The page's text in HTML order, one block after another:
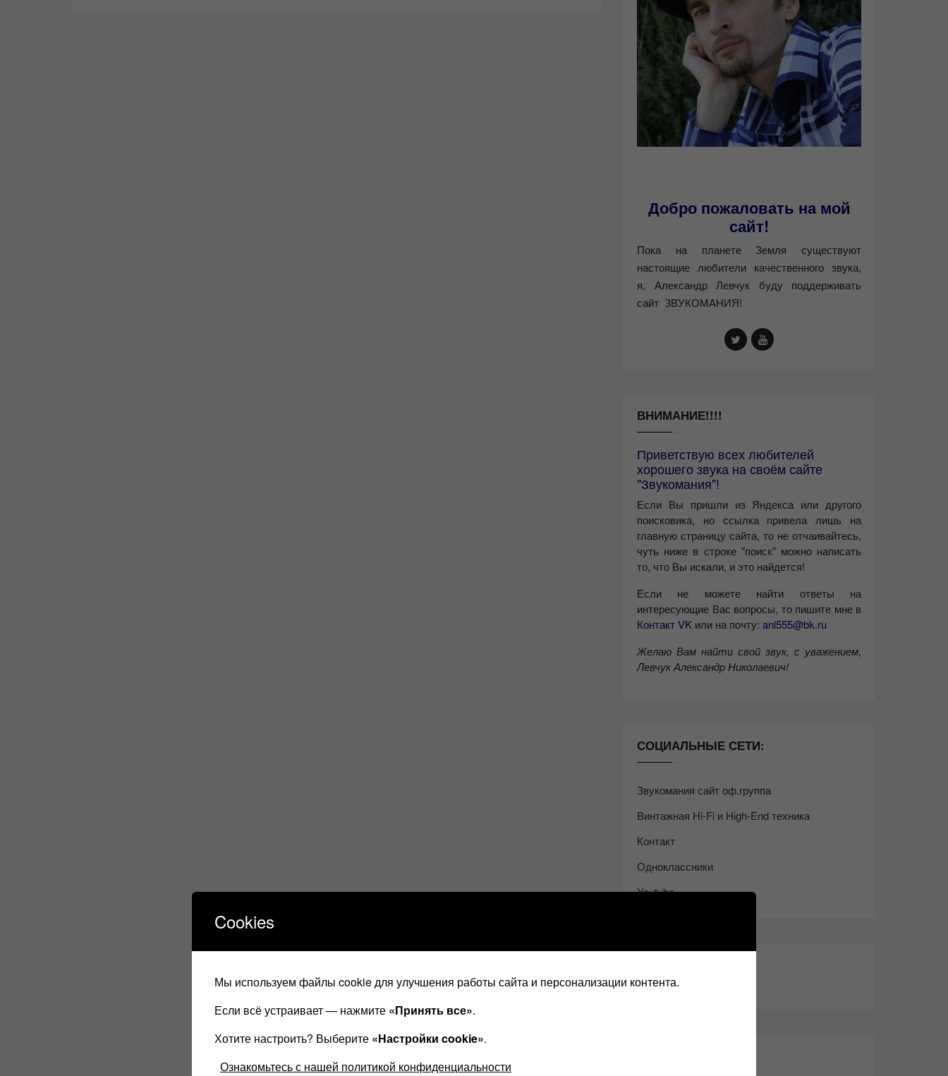
Добро пожаловать на мой
сайт!
Пока на планете Земля существуют
настоящие любители качественного звука,
я, Александр Левчук буду поддерживать
сайт ЗВУКОМАНИЯ!
ВНИМАНИЕ!!!!
Приветствую всех любителей
хорошего звука на своём сайте
"Звукомания"!
Если Вы пришли из Яндекса или другого
поисковика, но ссылка привела лишь на
главную страницу сайта, то не отчаивайтесь,
чуть ниже в строке "поиск" можно написать
то, что Вы искали, и это найдется!
Если не можете найти ответы на
интересующие Вас вопросы, то пишите мне в
Контакт VK или на почту: anl555@bk.ru
Желаю Вам найти свой звук, с уважением,
Левчук Александр Николаевич!
СОЦИАЛЬНЫЕ СЕТИ:
Звукомания сайт оф.группа
Винтажная Hi-Fi и High-End техника
Контакт
Одноклассники
Youtube
Cookies
Мы используем файлы cookie для улучшения работы сайта и персонализации контента.
Если всё устраивает — нажмите «Принять все».
Хотите настроить? Выберите «Настройки cookie».
Ознакомьтесь с нашей политикой конфиденциальности